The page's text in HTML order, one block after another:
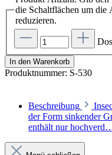
die Schaltflächen um die
reduzieren.
In den Warenkorb
Produktnummer: S-530
Beschreibung
der Form sinkender
enthält nur